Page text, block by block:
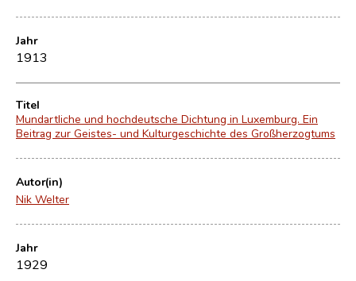
Jahr
1913
Titel
Mundartliche und hochdeutsche Dichtung in Luxemburg. Ein
Beitrag zur Geistes- und Kulturgeschichte des Großherzogtums
Autor(in)
Nik Welter
Jahr
1929